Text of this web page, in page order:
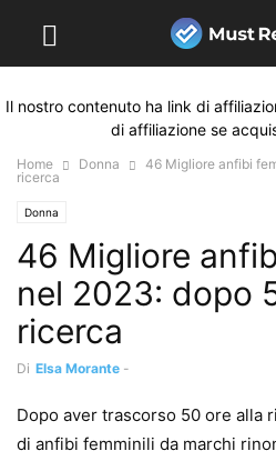
Il nostro contenuto ha link di
di affiliazione se
Home Donna
46 Migliore anfibi
ricerca
Donna
46 Migliore
nel 2023: dopo
ricerca
Di Elsa Morante -
Dopo aver trascorso 50 ore alla
di anfibi femminili da marchi